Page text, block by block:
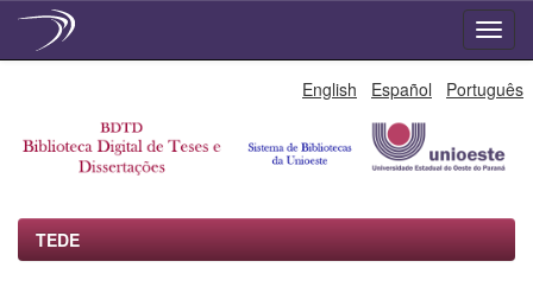
English Español Português
TEDE